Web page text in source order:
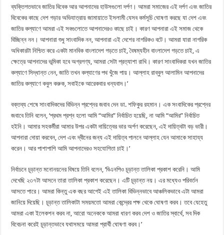
ব্যক্তিগতভাবে জাতির বিবেক আর আপনাদের হাউসগুলো দর্পণ। আমরা সমাজের এই দর্পণ এবং জাতির
বিবেকের কাছে দেশ গড়ার অভিযাত্রায় জামায়াতে ইসলামী যেসব কর্মসূচি ঘোষণা করছে যা দেশ এবং
জাতির কল্যাণে আমরা এই সবগুলোতে আপনাদেরও কাছে চাই। কারণ আপনারা এই সমাজ থেকে
বিচ্ছিন্ন নন। আপনারা শুধু সাংবাদিক নন, আপনারা এই দেশের নাগরিকও বটে। আমরা যারা নাগরিক
অধিকারটা নিশ্চিত করে একটা মানবিক বাংলাদেশ গড়তে চাই, বৈষম্যহীন বাংলাদেশ গড়তে চাই, এ
ক্ষেত্রে আপনাদের ভূমিকা হবে অগ্রগণ্য, আমরা সেটা প্রত্যাশা রাখি। কারণ সাংবাদিকরা যখন জাতির
কল্যাণে সিদ্ধান্ত নেন, জাতি তখন কল্যাণের পথ খুঁজে পায়। আল্লাহ রাব্বুল আলামিন আপনাদের
জাতির কল্যাণে কবুল করুক, সবাইকে আরেকবার ধন্যবাদ।’
বক্তব্য শেষে সাংবাদিকদের বিভিন্ন প্রশ্নের জবাব দেন ডা. শফিকুর রহমান। এক সংবাদিকের প্রশ্নের
জবাবে তিনি বলেন, ‘প্রথম প্রশ্ন হলো আমি “আমির” নির্বাচিত হয়েছি, না আমি “আমির” নির্বাচিত
হইনি। আমার সহকর্মীরা আমার উপর একটা দায়িত্বের ভার অর্পণ করেছেন, এই দায়িত্বটা বড় ভারী।
আপনারা দোয়া করবেন, দেশ এবং দ্বীনের জন্য এই দায়িত্ব পালনে আল্লাহ যেন আমাকে সাহায্য
করেন। আর পাশাপাশি আমি আপনাদেরও সহযোগিতা চাই।’
নির্বাচনে চূড়ান্ত মনোনয়নের বিষয়ে তিনি বলেন, ‘বিএনপিও চূড়ান্ত তালিকা প্রকাশ করেনি। আমি
দেখেছি ২৩৭টা আসনে তারা তালিকা প্রকাশ করেছেন। এটি চূড়ান্ত নয়। এর মধ্যেও পরিবর্তন
আসতে পারে। আমরা কিন্তু এক বছর আগেই এই তালিকা বিভিন্নভাবে আঞ্চলিকভাবে এটা আমরা
জানিয়ে দিয়েছি। চূড়ান্ত তালিকাটা সময়মতো আমরা কেন্দ্রের পক্ষ থেকে ঘোষণা করব। তবে যেহেতু
আমরা একা ইলেকশন করব না, আরো অনেককে আমরা ধারণ করব দেশ ও জাতির স্বার্থে, সব দিক
বিবেচনা করেই চূড়ান্তভাবে যথাসময়ে আমরা প্রার্থী ঘোষণা করব।’